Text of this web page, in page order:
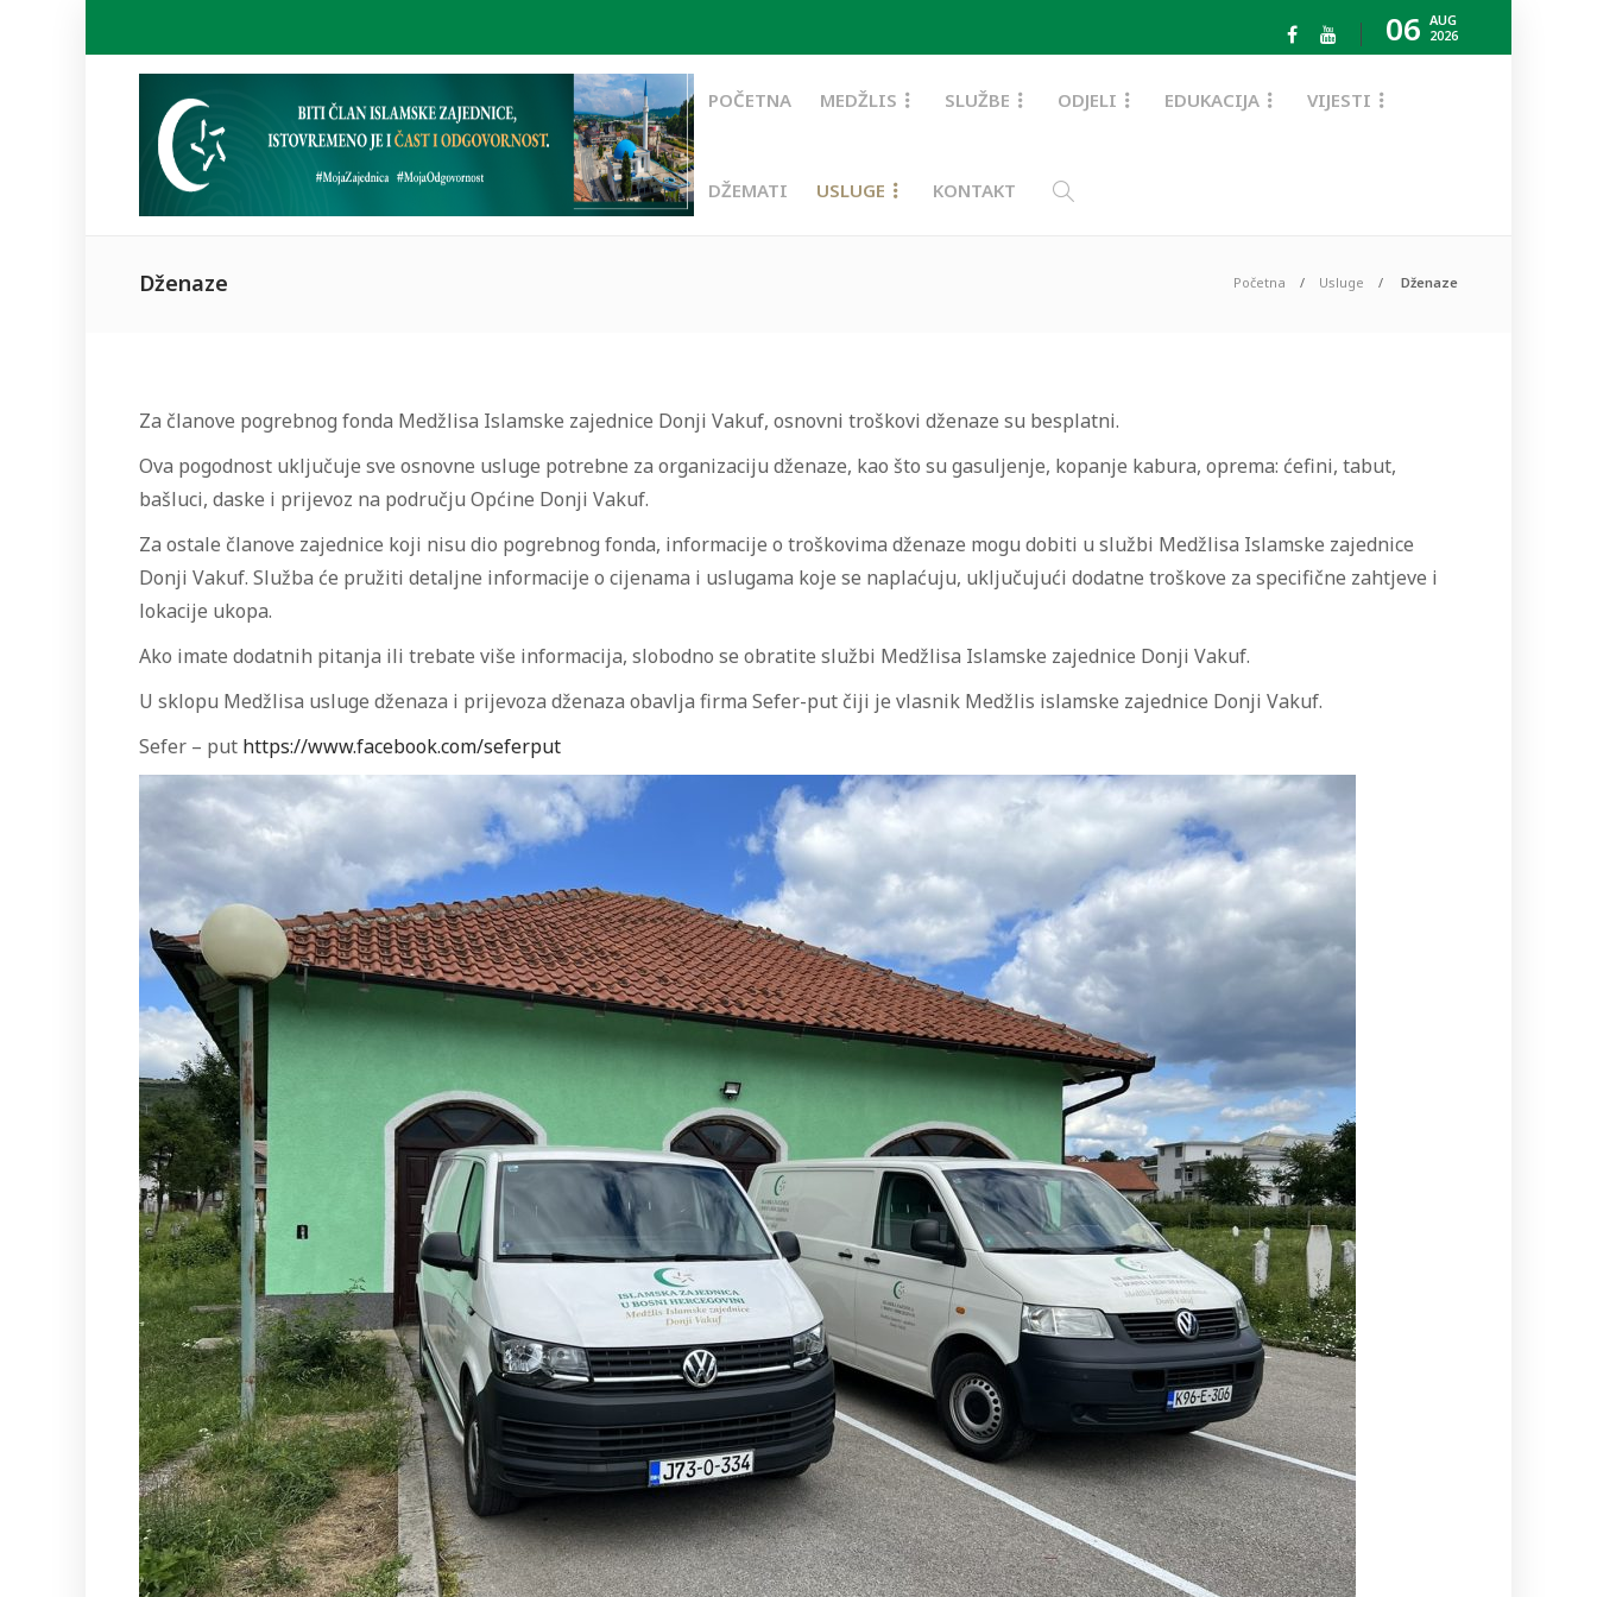
06 AUG
2026
POČETNA MEDŽLIS SLUŽBE ODJELI EDUKACIJA VIJESTI
DŽEMATI USLUGE KONTAKT
Dženaze Početna Usluge Dženaze
Za članove pogrebnog fonda Medžlisa Islamske zajednice Donji Vakuf, osnovni troškovi dženaze su besplatni.
Ova pogodnost uključuje sve osnovne usluge potrebne za organizaciju dženaze, kao što su gasuljenje, kopanje kabura, oprema: ćefini, tabut,
bašluci, daske i prijevoz na području Općine Donji Vakuf.
Za ostale članove zajednice koji nisu dio pogrebnog fonda, informacije o troškovima dženaze mogu dobiti u službi Medžlisa Islamske zajednice
Donji Vakuf. Služba će pružiti detaljne informacije o cijenama i uslugama koje se naplaćuju, uključujući dodatne troškove za specifične zahtjeve i
lokacije ukopa.
Ako imate dodatnih pitanja ili trebate više informacija, slobodno se obratite službi Medžlisa Islamske zajednice Donji Vakuf.
U sklopu Medžlisa usluge dženaza i prijevoza dženaza obavlja firma Sefer-put čiji je vlasnik Medžlis islamske zajednice Donji Vakuf.
Sefer – put https://www.facebook.com/seferput